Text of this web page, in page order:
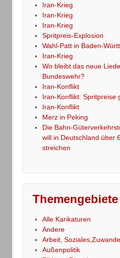
Iran-Krieg
Iran-Krieg
Iran-Krieg
Spritpreis-Explosion
Wahl-Patt in Baden-
Iran-Krieg
Wo bleibt das neue
Bundeswehr?
Iran-Konflikt
Iran-Konflikt: Spritpreise
Iran-Konflikt
Merz in Peking
Die Bahn-
will in Deutschland über
streichen
Themengebiete
Alle Karikaturen
Andere
Arbeit,
Außenpolitik